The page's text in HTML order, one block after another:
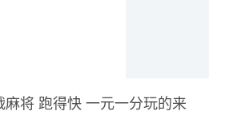
麻将 跑得快 一元一分玩的来